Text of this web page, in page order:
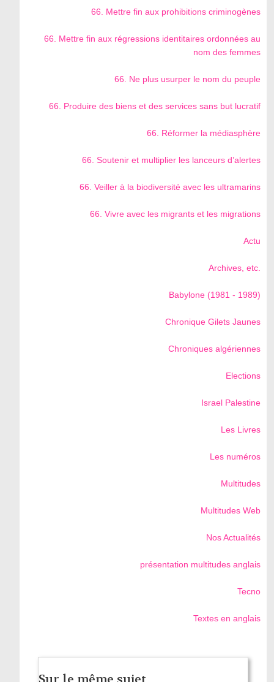
66. Mettre fin aux prohibitions criminogènes
66. Mettre fin aux régressions identitaires ordonnées au
nom des femmes
66. Ne plus usurper le nom du peuple
66. Produire des biens et des services sans but lucratif
66. Réformer la médiasphère
66. Soutenir et multiplier les lanceurs d’alertes
66. Veiller à la biodiversité avec les ultramarins
66. Vivre avec les migrants et les migrations
Actu
Archives, etc.
Babylone (1981 - 1989)
Chronique Gilets Jaunes
Chroniques algériennes
Elections
Israel Palestine
Les Livres
Les numéros
Multitudes
Multitudes Web
Nos Actualités
présentation multitudes anglais
Tecno
Textes en anglais